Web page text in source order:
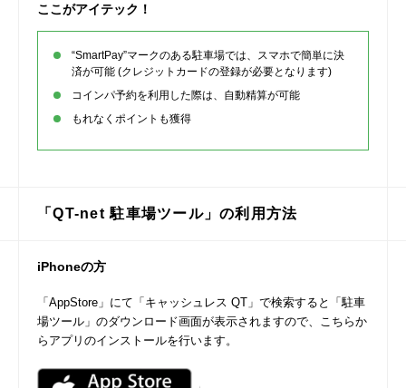
ここがアイテック！
“SmartPay”マークのある駐車場では、スマホで簡単に決
済が可能 (クレジットカードの登録が必要となります)
コインパ予約を利用した際は、自動精算が可能
もれなくポイントも獲得
「QT-net 駐車場ツール」の利用方法
iPhoneの方
「AppStore」にて「キャッシュレス QT」で検索すると「駐車
場ツール」のダウンロード画面が表示されますので、こちらか
らアプリのインストールを行います。